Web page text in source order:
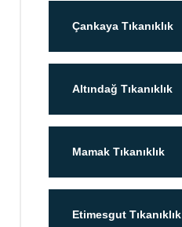
Çankaya Tıkanıklık
Altındağ Tıkanıklık
Mamak Tıkanıklık
Etimesgut Tıkanıklık